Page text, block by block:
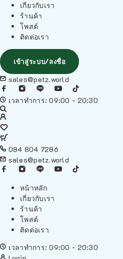
เกี่ยวกับเรา
ร้านค้า
โพสต์
ติดต่อเรา
เข้าสู่ระบบ/ลงชื่อ
sales@petz.world
เวลาทำการ: 09:00 - 20:30
084 804 7286
sales@petz.world
หน้าหลัก
เกี่ยวกับเรา
ร้านค้า
โพสต์
ติดต่อเรา
เวลาทำการ: 09:00 - 20:30